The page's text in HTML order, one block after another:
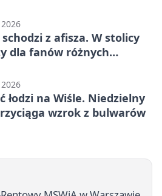
schodzi z afisza. W stolicy
dla fanów różnych
łodzi na Wiśle. Niedzielny
wzrok z bulwarów